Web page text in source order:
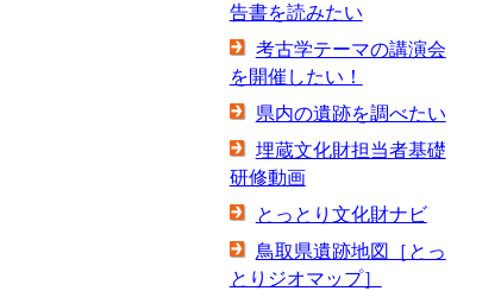
告書を読みたい
考古学テーマの講演会
を開催したい！
県内の遺跡を調べたい
埋蔵文化財担当者基礎
研修動画
とっとり文化財ナビ
鳥取県遺跡地図［とっ
とりジオマップ］